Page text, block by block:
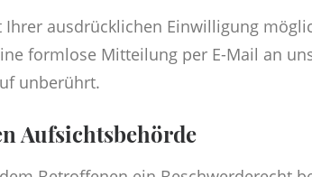
ausdrücklichen Einwilligung
formlose Mitteilung per E-Mail an
unberührt.
Aufsichtsbehörde